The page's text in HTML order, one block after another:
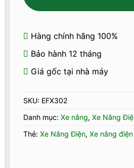
Hàng chính hãng 100%
Bảo hành 12 tháng
Giá gốc tại nhà máy
SKU: EFX302
Danh mục: Xe nâng, Xe Nâng
Thẻ: Xe Nâng Điện, Xe nâng